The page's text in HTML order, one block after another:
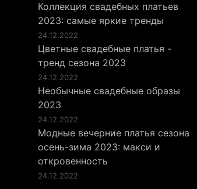
Коллекция свадебных платьев
2023: самые яркие тренды
24.12.2022
Цветные свадебные платья -
тренд сезона 2023
24.12.2022
Необычные свадебные образы
2023
24.12.2022
Модные вечерние платья сезона
осень-зима 2023: макси и
откровенность
24.12.2022